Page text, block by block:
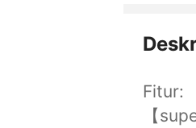
Fitur:
【